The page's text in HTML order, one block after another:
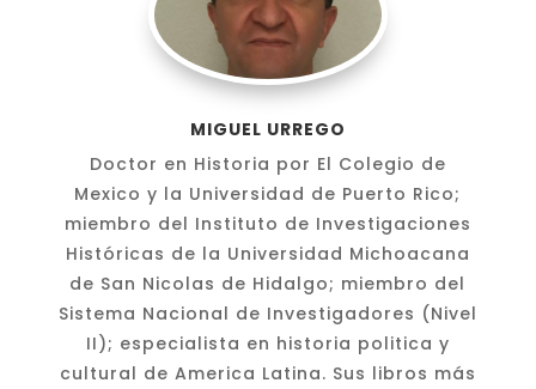
MIGUEL URREGO
Doctor en Historia por El Colegio de
Mexico y la Universidad de Puerto Rico;
miembro del Instituto de Investigaciones
Históricas de la Universidad Michoacana
de San Nicolas de Hidalgo; miembro del
Sistema Nacional de Investigadores (Nivel
II); especialista en historia politica y
cultural de America Latina. Sus libros más